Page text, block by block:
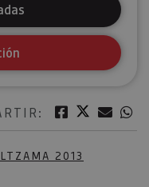
Facebook
Twitter
2013